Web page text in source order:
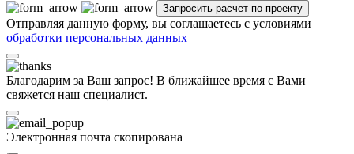
Отправляя данную форму, вы соглашаетесь с условиями
обработки персональных данных
Благодарим за Ваш запрос! В ближайшее время с Вами
свяжется наш специалист.
Электронная почта скопирована